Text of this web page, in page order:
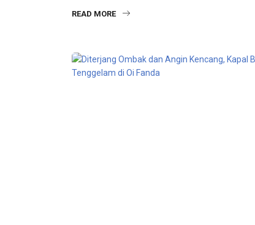
READ MORE